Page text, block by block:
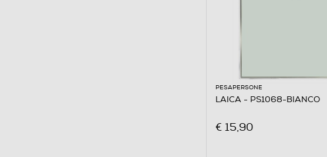
PESAPERSONE
LAICA - PS1068-BIANCO
€ 15,90